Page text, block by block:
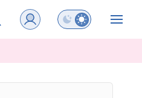
Preklopi barvni